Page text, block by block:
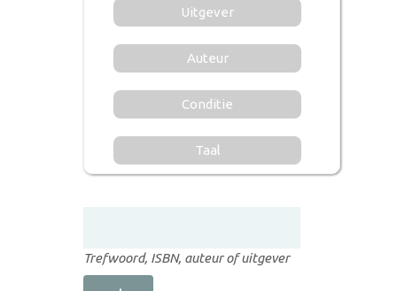
Uitgever
Auteur
Conditie
Taal
Trefwoord, ISBN, auteur of uitgever